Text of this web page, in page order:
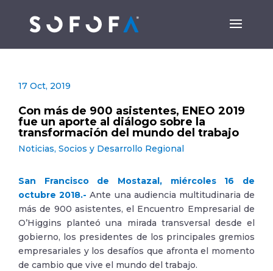
17 Oct, 2019
Con más de 900 asistentes, ENEO 2019
fue un aporte al diálogo sobre la
transformación del mundo del trabajo
Noticias, Socios y Desarrollo Regional
San Francisco de Mostazal, miércoles 16 de
octubre 2018.- Ante una audiencia multitudinaria de
más de 900 asistentes, el Encuentro Empresarial de
O’Higgins planteó una mirada transversal desde el
gobierno, los presidentes de los principales gremios
empresariales y los desafíos que afronta el momento
de cambio que vive el mundo del trabajo.